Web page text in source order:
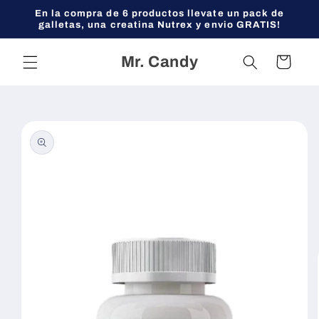
directamente
al contenido
En la compra de 6 productos llevate un pack de
galletas, una creatina Nutrex y envio GRATIS!
Mr. Candy Carrito
información